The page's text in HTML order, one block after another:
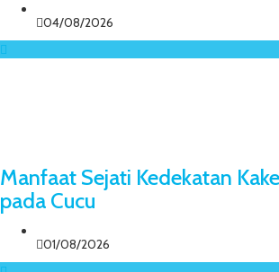
04/08/2026
Manfaat Sejati Kedekatan
pada Cucu
01/08/2026